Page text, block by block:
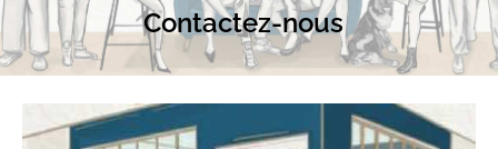
Contactez-nous